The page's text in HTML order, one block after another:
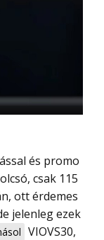
csak 115
ott érdemes
jelenleg ezek
VIOVS30,